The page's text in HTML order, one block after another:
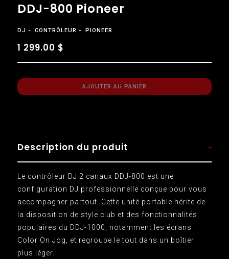
DDJ-800 Pioneer
DJ CONTRÔLEUR PIONEER
1 299.00 $
AJOUTER AU PANIER
Description du produit
Le contrôleur DJ 2 canaux DDJ-800 est une
configuration DJ professionnelle conçue pour vous
accompagner partout. Cette unité portable hérite de
la disposition de style club et des fonctionnalités
populaires du DDJ-1000, notamment les écrans
Color On Jog, et regroupe le tout dans un boîtier
plus léger.